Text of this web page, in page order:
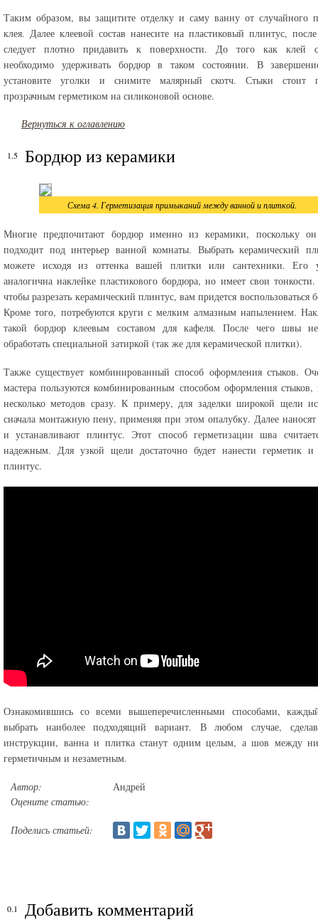
Таким образом, вы защитите отделку и саму ванну от случайного
клея. Далее клеевой состав нанесите на пластиковый плинтус,
следует плотно придавить к поверхности. До того как клей
необходимо удерживать бордюр в таком состоянии. В
установите уголки и снимите малярный скотч. Стыки стоит
прозрачным герметиком на силиконовой основе.
Вернуться к оглавлению
Бордюр из керамики
Схема 4. Герметизация примыканий между ванной и плиткой.
Многие предпочитают бордюр именно из керамики, поскольку
подходит под интерьер ванной комнаты. Выбрать керамический
можете исходя из оттенка вашей плитки или сантехники. Его
аналогична наклейке пластикового бордюра, но имеет свои
чтобы разрезать керамический плинтус, вам придется воспользоваться
Кроме того, потребуются круги с мелким алмазным напылением.
такой бордюр клеевым составом для кафеля. После чего швы
обработать специальной затиркой (так же для керамической плитки).
Также существует комбинированный способ оформления стыков.
мастера пользуются комбинированным способом оформления стыков,
несколько методов сразу. К примеру, для заделки широкой щели
сначала монтажную пену, применяя при этом опалубку. Далее наносят
и устанавливают плинтус. Этот способ герметизации шва
надежным. Для узкой щели достаточно будет нанести герметик и
плинтус.
Ознакомившись со всеми вышеперечисленными способами,
выбрать наиболее подходящий вариант. В любом случае,
инструкции, ванна и плитка станут одним целым, а шов между
герметичным и незаметным.
Автор:
Андрей
Оцените статью:
Поделись статьей:
Добавить комментарий